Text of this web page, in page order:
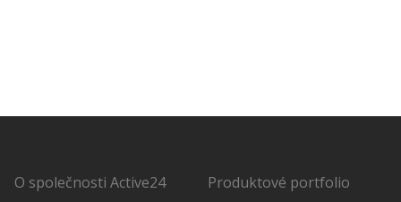
O společnosti Active24
Produktové portfolio